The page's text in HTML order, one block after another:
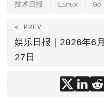
技术日报 Linux Go
« PREV
娱乐日报｜2026年6月
27日